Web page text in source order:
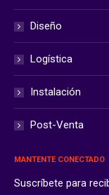
Diseño
Logística
Instalación
Post-Venta
MANTENTE CONECTADO
Suscríbete para